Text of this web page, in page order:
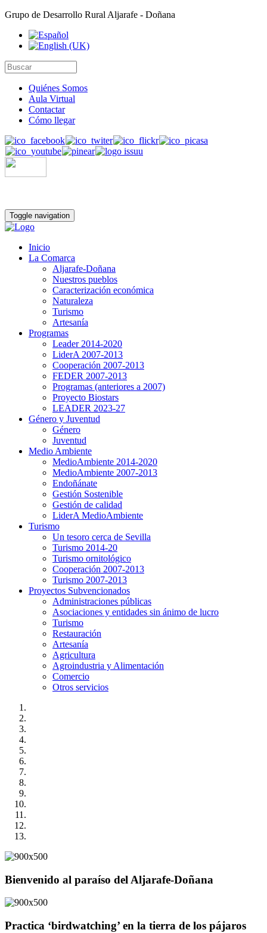
Grupo de Desarrollo Rural Aljarafe - Doñana
Quiénes Somos
Aula Virtual
Contactar
Cómo llegar
Toggle navigation
Inicio
La Comarca
Aljarafe-Doñana
Nuestros pueblos
Caracterización económica
Naturaleza
Turismo
Artesanía
Programas
Leader 2014-2020
LiderA 2007-2013
Cooperación 2007-2013
FEDER 2007-2013
Programas (anteriores a 2007)
Proyecto Biostars
LEADER 2023-27
Género y Juventud
Género
Juventud
Medio Ambiente
MedioAmbiente 2014-2020
MedioAmbiente 2007-2013
Endoñánate
Gestión Sostenible
Gestión de calidad
LiderA MedioAmbiente
Turismo
Un tesoro cerca de Sevilla
Turismo 2014-20
Turismo ornitológico
Cooperación 2007-2013
Turismo 2007-2013
Proyectos Subvencionados
Administraciones públicas
Asociaciones y entidades sin ánimo de lucro
Turismo
Restauración
Artesanía
Agricultura
Agroindustria y Alimentación
Comercio
Otros servicios
Bienvenido al paraíso del Aljarafe-Doñana
Practica ‘birdwatching’ en la tierra de los pájaros